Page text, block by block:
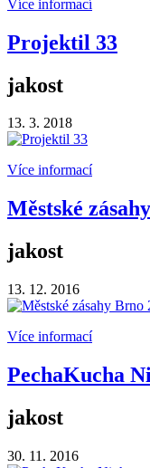
Více informací
Projektil 33
jakost
13. 3. 2018
Více informací
Městské
jakost
13. 12. 2016
Více informací
PechaKucha
jakost
30. 11. 2016